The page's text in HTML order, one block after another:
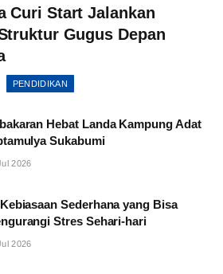
Curi Start Jalankan
Gugus Depan
PENDIDIKAN
Hebat Landa Kampung Adat
Sukabumi
2026
Sederhana yang Bisa
Stres Sehari-hari
2026